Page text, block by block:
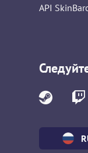
API